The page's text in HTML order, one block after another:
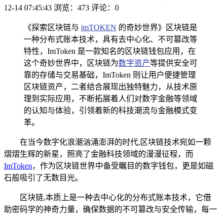
12-14 07:45:43 浏览：473 评论：0
《探索区块链与 imTOKEN 的奇妙世界》区块链是
一种分布式账本技术，具有去中心化、不可篡改等
特性，ImToken 是一款知名的区块链钱包应用，在
这个奇妙世界中，区块链为数字资产等提供安全可
靠的存储与交易基础，ImToken 则让用户便捷管理
区块链资产，二者结合展现出独特魅力，从技术原
理到实际应用，不断拓展着人们对数字金融等领域
的认知与体验，引领着新的科技潮流与金融模式变
革。
在当今数字化浪潮汹涌澎湃的时代,区块链技术宛如一颗
熠熠生辉的新星，照亮了金融科技领域的漫漫征程，而
ImToken，作为区块链世界中备受瞩目的数字钱包，更是如磁
石般吸引了无数目光。
区块链,本质上是一种去中心化的分布式账本技术，它借
助密码学的神奇力量，确保数据的不可篡改与安全传输，每一